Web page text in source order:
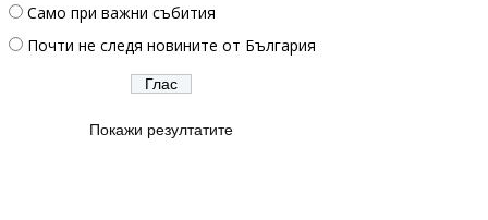
Само при важни събития
Почти не следя новините от България
Покажи резултатите